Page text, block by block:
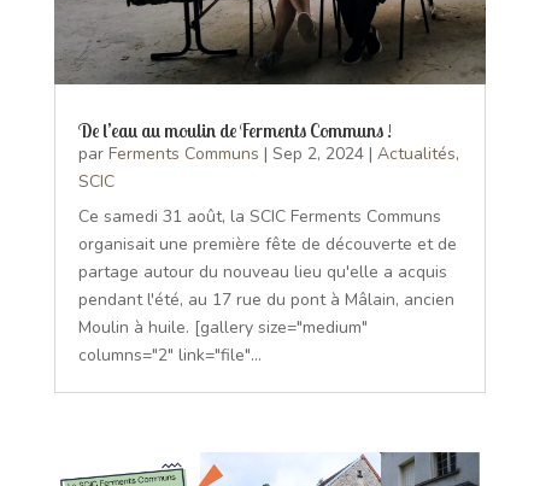
De l’eau au moulin de Ferments Communs !
par Ferments Communs | Sep 2, 2024| Actualités,
SCIC
Ce samedi 31 août, la SCIC Ferments Communs
organisait une première fête de découverte et de
partage autour du nouveau lieu qu'elle a acquis
pendant l'été, au 17 rue du pont à Mâlain, ancien
Moulin à huile. [gallery size="medium"
columns="2" link="file"...